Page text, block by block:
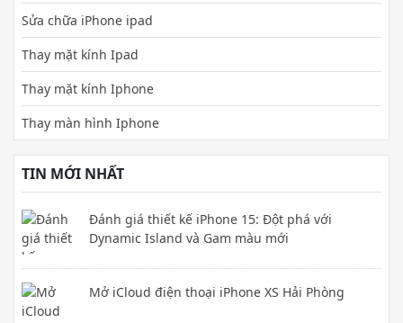
Sửa chữa iPhone ipad
Thay mặt kính Ipad
Thay mặt kính Iphone
Thay màn hình Iphone
TIN MỚI NHẤT
Đánh giá thiết kế iPhone 15: Đột phá với
Dynamic Island và Gam màu mới
Mở iCloud điện thoại iPhone XS Hải Phòng